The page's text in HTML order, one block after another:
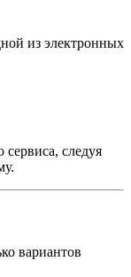
из электронных
следуя
вариантов